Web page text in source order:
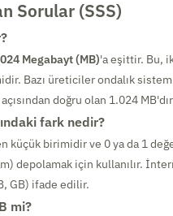
Sorular (SSS)
Megabayt (MB)'a eşittir. Bu,
Bazı üreticiler ondalık
doğru olan 1.024
fark nedir?
küçük birimidir ve 0 ya da 1
depolamak için kullanılır.
GB) ifade edilir.
mi?